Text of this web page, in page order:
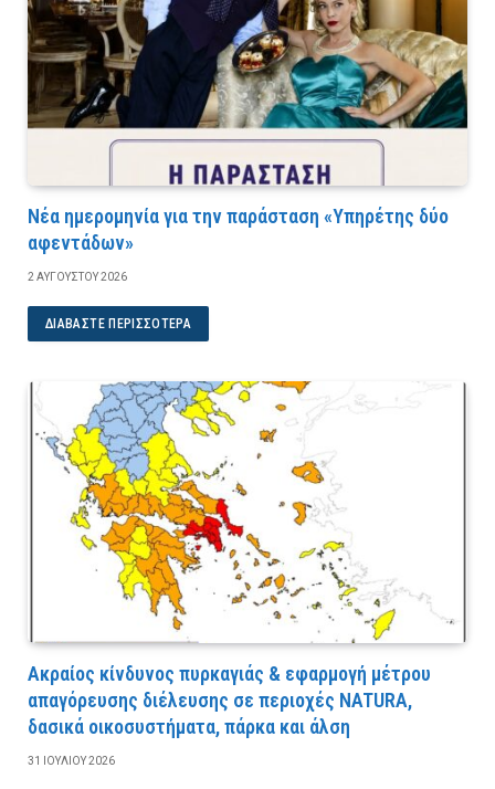
Νέα ημερομηνία για την παράσταση «Υπηρέτης δύο
αφεντάδων»
2 ΑΥΓΟΎΣΤΟΥ 2026
ΔΙΑΒΆΣΤΕ ΠΕΡΙΣΣΌΤΕΡΑ
Ακραίος κίνδυνος πυρκαγιάς & εφαρμογή μέτρου
απαγόρευσης διέλευσης σε περιοχές NATURA,
δασικά οικοσυστήματα, πάρκα και άλση
31 ΙΟΥΛΊΟΥ 2026